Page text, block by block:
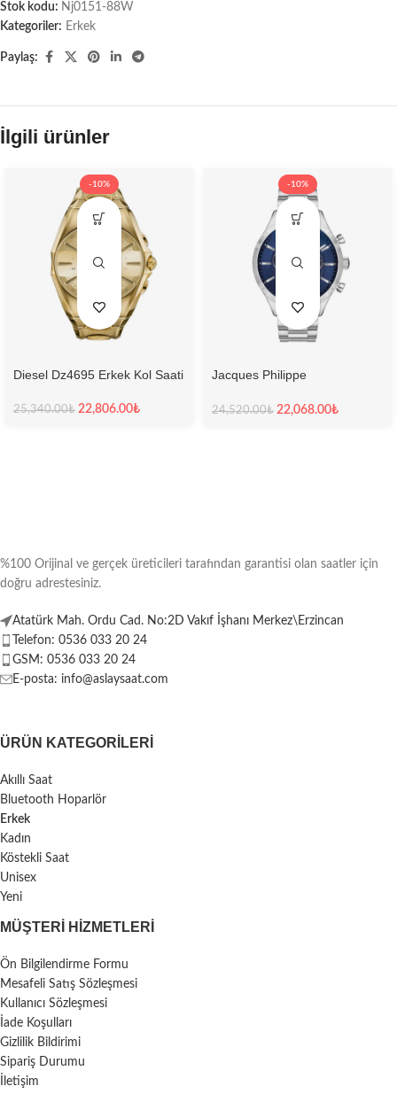
Stok kodu: Nj0151-88W
Kategoriler: Erkek
Paylaş:
İlgili ürünler
-10%
Diesel Dz4695 Erkek Kol Saati
25,340.00₺ 22,806.00₺
-10%
Jacques Philippe
Saati
24,520.00₺ 22,068.00₺
%100 Orijinal ve gerçek üreticileri tarafından garantisi olan saatler için
doğru adrestesiniz.
Atatürk Mah. Ordu Cad. No:2D Vakıf İşhanı Merkez\Erzincan
Telefon: 0536 033 20 24
GSM: 0536 033 20 24
E-posta: info@aslaysaat.com
ÜRÜN KATEGORILERI
Akıllı Saat
Bluetooth Hoparlör
Erkek
Kadın
Köstekli Saat
Unisex
Yeni
MÜŞTERI HIZMETLERI
Ön Bilgilendirme Formu
Mesafeli Satış Sözleşmesi
Kullanıcı Sözleşmesi
İade Koşulları
Gizlilik Bildirimi
Sipariş Durumu
İletişim